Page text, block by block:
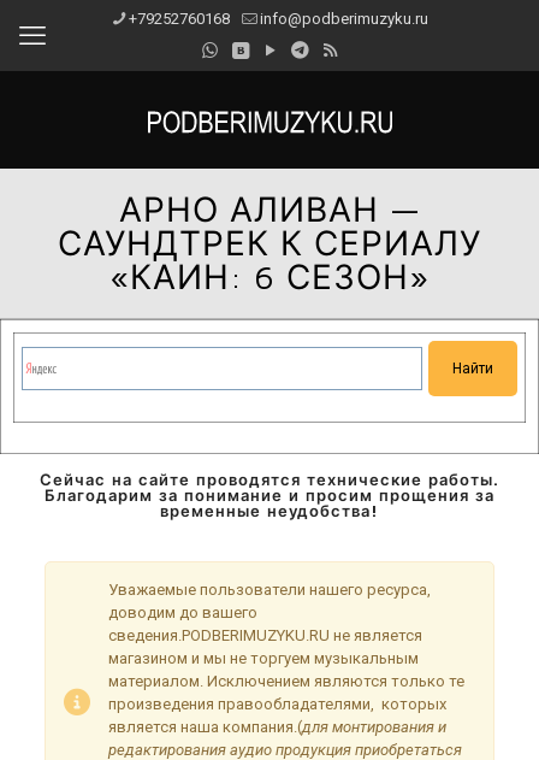
+79252760168 info@podberimuzyku.ru
АРНО АЛИВАН —
САУНДТРЕК К СЕРИАЛУ
«КАИН: 6 СЕЗОН»
Сейчас на сайте проводятся технические работы.
Благодарим за понимание и просим прощения за
временные неудобства!
Уважаемые пользователи нашего ресурса,
доводим до вашего
сведения.PODBERIMUZYKU.RU не является
магазином и мы не торгуем музыкальным
материалом. Исключением являются только те
произведения правообладателями, которых
является наша компания.(для монтирования и
редактирования аудио продукция приобретаться